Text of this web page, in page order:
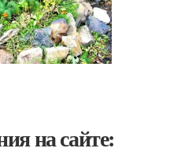
на сайте: